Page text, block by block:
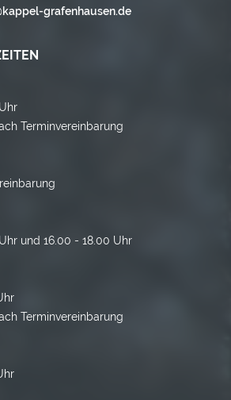
grafenhausen.de
Terminvereinbarung
und 16.00 - 18.00 Uhr
Uhr
Terminvereinbarung